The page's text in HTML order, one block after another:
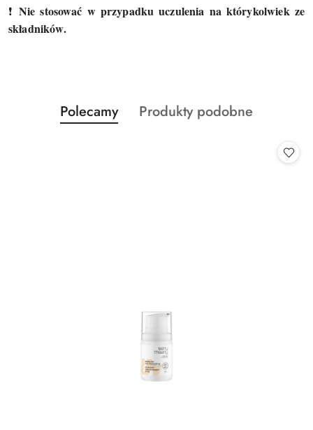
❗ Nie stosować w przypadku uczulenia na którykolwiek ze
składników.
Pomiń karuzelę produktów
Produkty
o
Polecamy
Produkty
Produkty podobne